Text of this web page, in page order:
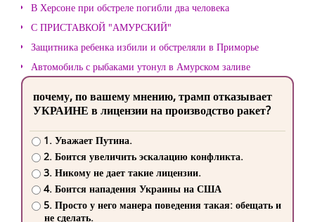
В Херсоне при обстреле погибли два человека
С ПРИСТАВКОЙ "АМУРСКИЙ"
Защитника ребенка избили и обстреляли в Приморье
Автомобиль с рыбаками утонул в Амурском заливе
почему, по вашему мнению, трамп отказывает
УКРАИНЕ в лицензии на производство ракет?
1. Уважает Путина.
2. Боится увеличить эскалацию конфликта.
3. Никому не дает такие лицензии.
4. Боится нападения Украины на США
5. Просто у него манера поведения такая: обещать и
не сделать.